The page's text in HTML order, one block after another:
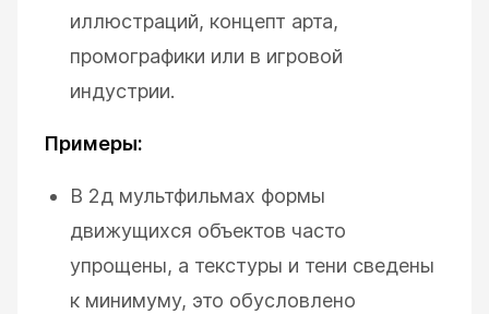
иллюстраций, концепт арта,
промографики или в игровой
индустрии.
Примеры:
В 2д мультфильмах формы
движущихся объектов часто
упрощены, а текстуры и тени сведены
к минимуму, это обусловлено